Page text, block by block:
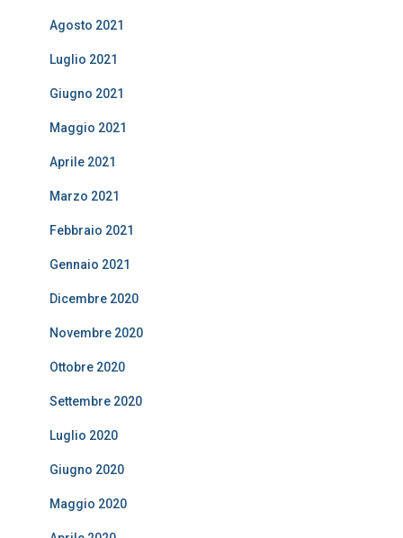
Agosto 2021
Luglio 2021
Giugno 2021
Maggio 2021
Aprile 2021
Marzo 2021
Febbraio 2021
Gennaio 2021
Dicembre 2020
Novembre 2020
Ottobre 2020
Settembre 2020
Luglio 2020
Giugno 2020
Maggio 2020